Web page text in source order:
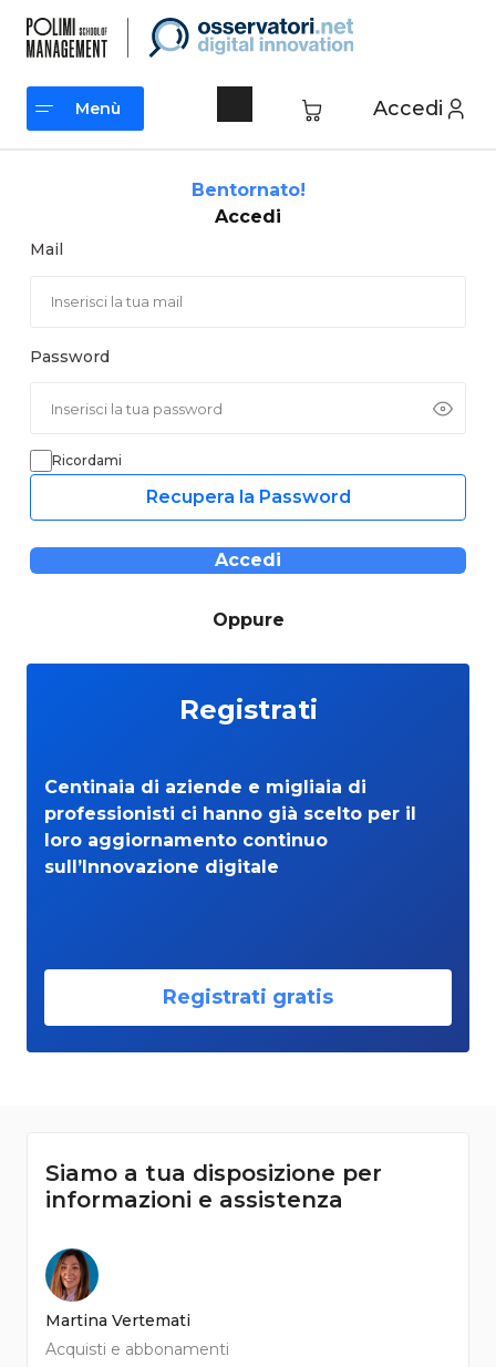
contenuto
Accedi
Menù
Bentornato!
Accedi
Mail
Password
Ricordami
Recupera la Password
Accedi
Oppure
Registrati
Centinaia di aziende e migliaia di
professionisti ci hanno già scelto per il
loro aggiornamento continuo
sull’Innovazione digitale
Registrati gratis
Siamo a tua disposizione per
informazioni e assistenza
Martina Vertemati
Acquisti e abbonamenti